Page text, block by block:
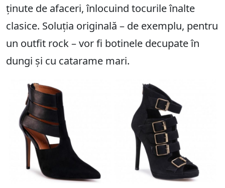
ținute de afaceri, înlocuind tocurile înalte
clasice. Soluția originală – de exemplu, pentru
un outfit rock – vor fi botinele decupate în
dungi și cu catarame mari.